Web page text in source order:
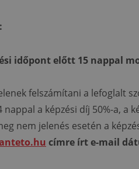
időpont előtt 15 nappal
felszámítani a lefoglalt
a képzési díj 50%-a, a
nem jelenés esetén a
címre írt e-mail